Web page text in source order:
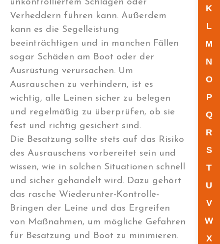
K
L
M
N
O
P
Q
R
S
T
U
V
W
X
unkontrolliertem Schlagen oder
Verheddern führen kann. Außerdem
kann es die Segelleistung
beeinträchtigen und in manchen Fällen
sogar Schäden am Boot oder der
Ausrüstung verursachen. Um
Ausrauschen zu verhindern, ist es
wichtig, alle Leinen sicher zu belegen
und regelmäßig zu überprüfen, ob sie
fest und richtig gesichert sind.
Die Besatzung sollte stets auf das Risiko
des Ausrauschens vorbereitet sein und
wissen, wie in solchen Situationen schnell
und sicher gehandelt wird. Dazu gehört
das rasche Wiederunter-Kontrolle-
Bringen der Leine und das Ergreifen
von Maßnahmen, um mögliche Gefahren
für Besatzung und Boot zu minimieren.